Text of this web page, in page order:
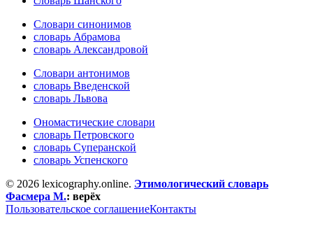
Словари синонимов
словарь Абрамова
словарь Александровой
Словари антонимов
словарь Введенской
словарь Львова
Ономастические словари
словарь Петровского
словарь Суперанской
словарь Успенского
© 2026 lexicography.online. Этимологический словарь
Фасмера М.: верёх
Пользовательское соглашениеКонтакты